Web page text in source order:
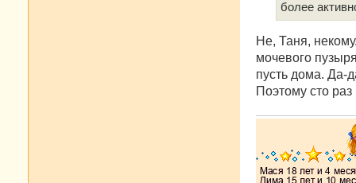
более
Не, Таня,
мочевого
пусть дома. Да-
Поэтому сто